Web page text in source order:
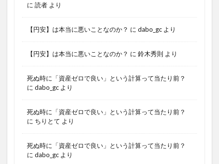
に 読者 より
【円安】は本当に悪いことなのか？ に dabo_gc より
【円安】は本当に悪いことなのか？ に 鈴木秀則 より
死ぬ時に「資産ゼロで良い」という計算って当たり前？
に dabo_gc より
死ぬ時に「資産ゼロで良い」という計算って当たり前？
に ちりとて より
死ぬ時に「資産ゼロで良い」という計算って当たり前？
に dabo_gc より